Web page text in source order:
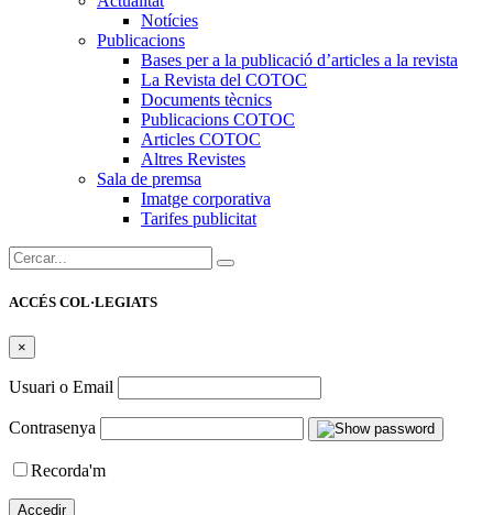
Notícies
Publicacions
Bases per a la publicació d’articles a la revista
La Revista del COTOC
Documents tècnics
Publicacions COTOC
Articles COTOC
Altres Revistes
Sala de premsa
Imatge corporativa
Tarifes publicitat
Cercar:
ACCÉS COL·LEGIATS
×
Usuari o Email
Contrasenya
Recorda'm